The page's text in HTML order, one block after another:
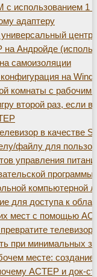
использованием 1
адаптеру
центр
Андройде
самоизоляции
на
комнаты с рабочим
второй раз, если
в качестве
файлу для
управления
компьютерной
для доступа к
мест с помощью
при минимальных
месте: создание
АСТЕР и док-